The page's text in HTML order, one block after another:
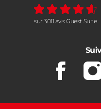
sur 3011 avis Guest Suite